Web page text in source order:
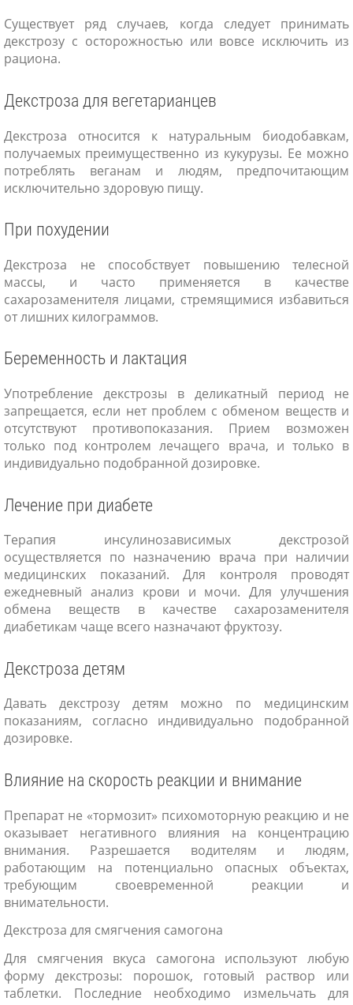
Существует ряд случаев, когда следует принимать
декстрозу с осторожностью или вовсе исключить из
рациона.
Декстроза для вегетарианцев
Декстроза относится к натуральным биодобавкам,
получаемых преимущественно из кукурузы. Ее можно
потреблять веганам и людям, предпочитающим
исключительно здоровую пищу.
При похудении
Декстроза не способствует повышению телесной
массы, и часто применяется в качестве
сахарозаменителя лицами, стремящимися избавиться
от лишних килограммов.
Беременность и лактация
Употребление декстрозы в деликатный период не
запрещается, если нет проблем с обменом веществ и
отсутствуют противопоказания. Прием возможен
только под контролем лечащего врача, и только в
индивидуально подобранной дозировке.
Лечение при диабете
Терапия инсулинозависимых декстрозой
осуществляется по назначению врача при наличии
медицинских показаний. Для контроля проводят
ежедневный анализ крови и мочи. Для улучшения
обмена веществ в качестве сахарозаменителя
диабетикам чаще всего назначают фруктозу.
Декстроза детям
Давать декстрозу детям можно по медицинским
показаниям, согласно индивидуально подобранной
дозировке.
Влияние на скорость реакции и внимание
Препарат не «тормозит» психомоторную реакцию и не
оказывает негативного влияния на концентрацию
внимания. Разрешается водителям и людям,
работающим на потенциально опасных объектах,
требующим своевременной реакции и
внимательности.
Декстроза для смягчения самогона
Для смягчения вкуса самогона используют любую
форму декстрозы: порошок, готовый раствор или
таблетки. Последние необходимо измельчать для